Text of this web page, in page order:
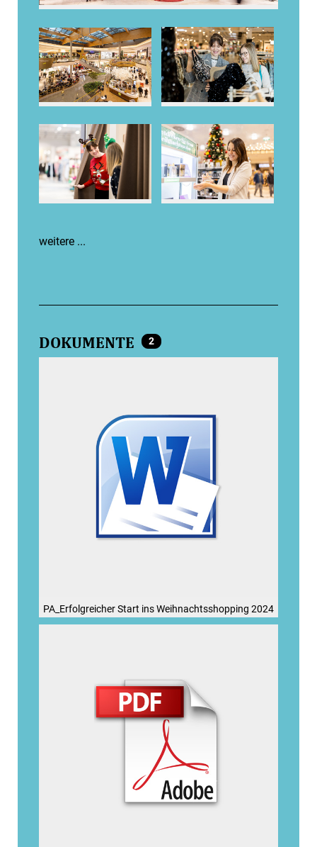
weitere ...
DOKUMENTE 2
PA_Erfolgreicher Start ins Weihnachtsshopping 2024